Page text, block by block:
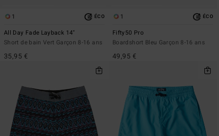
1 ÉCO
All Day Fade Layback 14"
Short de bain Vert Garçon 8-16 ans
35,95 €
1 ÉCO
Fifty50 Pro
Boardshort Bleu Garçon 8-16 ans
49,95 €